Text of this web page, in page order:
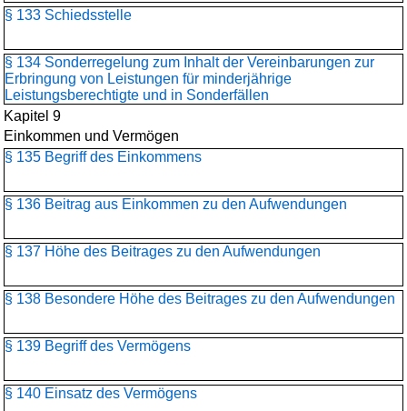
§ 133 Schiedsstelle
§ 134 Sonderregelung zum Inhalt der Vereinbarungen zur
Erbringung von Leistungen für minderjährige
Leistungsberechtigte und in Sonderfällen
Kapitel 9
Einkommen und Vermögen
§ 135 Begriff des Einkommens
§ 136 Beitrag aus Einkommen zu den Aufwendungen
§ 137 Höhe des Beitrages zu den Aufwendungen
§ 138 Besondere Höhe des Beitrages zu den Aufwendungen
§ 139 Begriff des Vermögens
§ 140 Einsatz des Vermögens